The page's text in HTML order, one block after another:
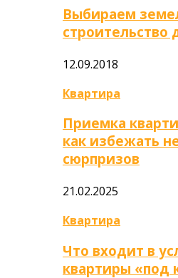
Выбираем
строительство
12.09.2018
Квартира
Приемка
как избежать
сюрпризов
21.02.2025
Квартира
Что входит в
квартиры «под